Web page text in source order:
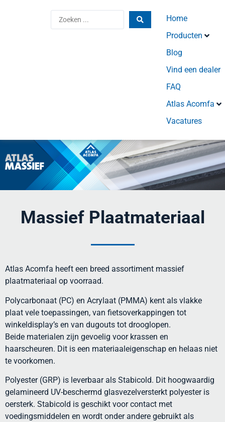
Home
Producten
Blog
Vind een dealer
FAQ
Atlas Acomfa
Vacatures
Massief Plaatmateriaal
Atlas Acomfa heeft een breed assortiment massief
plaatmateriaal op voorraad.
Polycarbonaat (PC) en Acrylaat (PMMA) kent als vlakke
plaat vele toepassingen, van fietsoverkappingen tot
winkeldisplay’s en van dugouts tot drooglopen.
Beide materialen zijn gevoelig voor krassen en
haarscheuren. Dit is een materiaaleigenschap en helaas niet
te voorkomen.
Polyester (GRP) is leverbaar als Stabicold. Dit hoogwaardig
gelamineerd UV-beschermd glasvezelversterkt polyester is
oersterk. Stabicold is geschikt voor contact met
voedingsmiddelen en wordt onder andere gebruikt als